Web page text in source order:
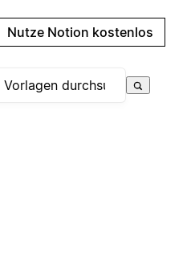
Nutze Notion kostenlos